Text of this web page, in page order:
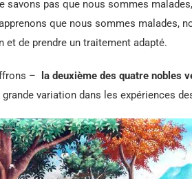
pas que nous sommes
que nous sommes malades,
et de prendre un traitement adapté.
– la deuxième des quatre nobles
variation dans les expériences